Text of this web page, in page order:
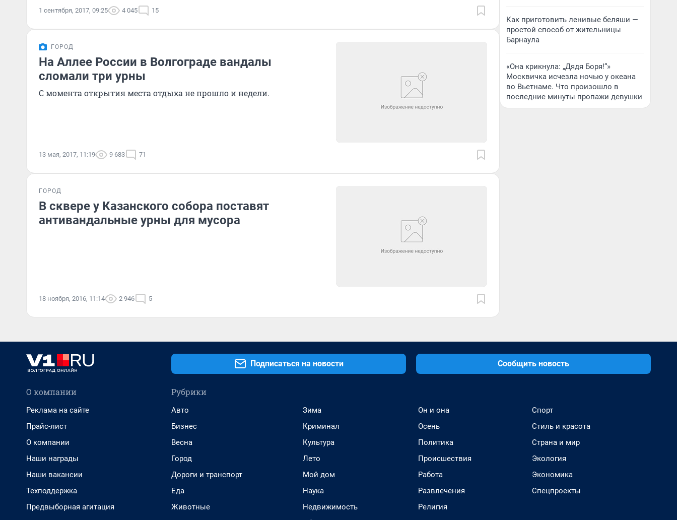
1 сентября, 2017, 09:25 4 045 15
ГОРОД
На Аллее России в Волгограде вандалы
сломали три урны
С момента открытия места отдыха не прошло и недели.
13 мая, 2017, 11:19 9 683 71
ГОРОД
В сквере у Казанского собора поставят
антивандальные урны для мусора
18 ноября, 2016, 11:14 2 946 5
Как приготовить ленивые беляши —
простой способ от жительницы
Барнаула
«Она крикнула: „Дядя Боря!“»
Москвичка исчезла ночью у океана
во Вьетнаме. Что произошло в
последние минуты пропажи девушки
Подписаться на новости Сообщить новость
О компании
Реклама на сайте
Прайс-лист
О компании
Наши награды
Наши вакансии
Техподдержка
Предвыборная агитация
Рубрики
Авто
Бизнес
Весна
Город
Дороги и транспорт
Еда
Животные
Зима
Криминал
Культура
Лето
Мой дом
Наука
Недвижимость
Он и она
Осень
Политика
Происшествия
Работа
Развлечения
Религия
Спорт
Стиль и красота
Страна и мир
Экология
Экономика
Спецпроекты